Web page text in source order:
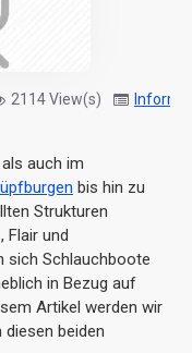
2114 View(s)
auch im
bis hin zu
Strukturen
Flair und
sich Schlauchboote
in Bezug auf
Artikel werden wir
beiden